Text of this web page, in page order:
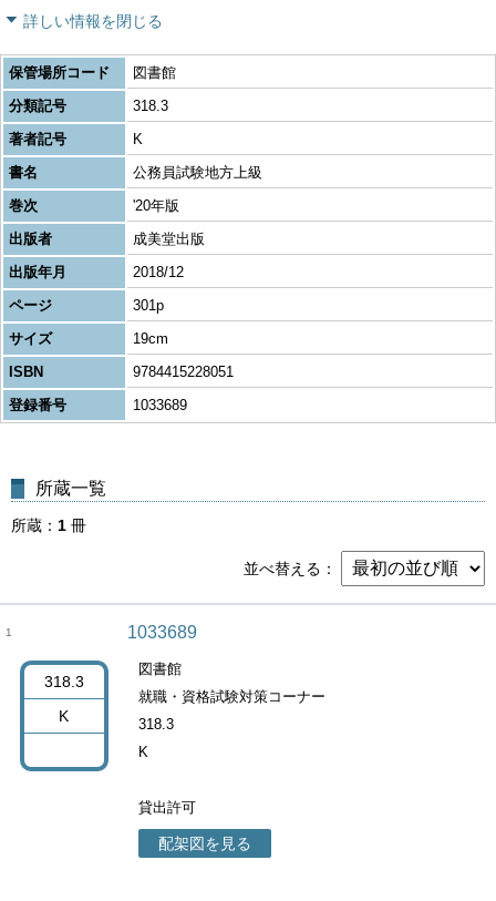
詳しい情報を閉じる
保管場所コード
図書館
分類記号
318.3
著者記号
K
書名
公務員試験地方上級
巻次
'20年版
出版者
成美堂出版
出版年月
2018/12
ページ
301p
サイズ
19cm
ISBN
9784415228051
登録番号
1033689
所蔵一覧
所蔵 1 冊
並べ替える
1
318.3
K
1033689
図書館
就職・資格試験対策コーナー
318.3
K
貸出許可
配架図を見る